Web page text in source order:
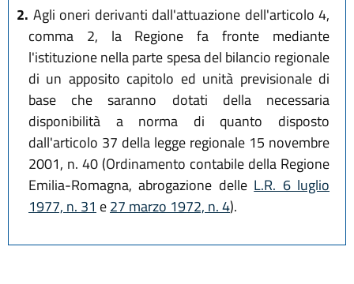
2. Agli oneri derivanti dall'attuazione dell'articolo 4,
comma 2, la Regione fa fronte mediante
l'istituzione nella parte spesa del bilancio regionale
di un apposito capitolo ed unità previsionale di
base che saranno dotati della necessaria
disponibilità a norma di quanto disposto
dall'articolo 37 della legge regionale 15 novembre
2001, n. 40 (Ordinamento contabile della Regione
Emilia-Romagna, abrogazione delle L.R. 6 luglio
1977, n. 31 e27 marzo 1972, n. 4).